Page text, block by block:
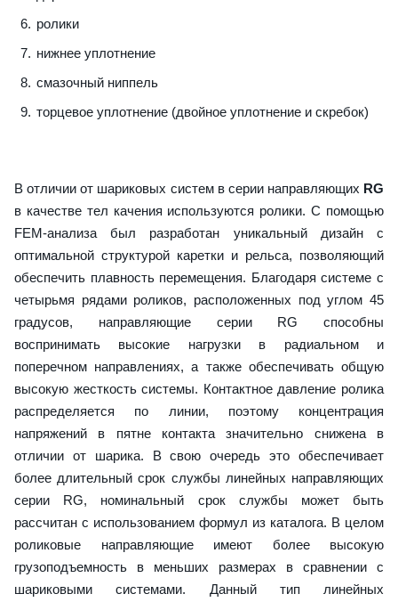
ролики
нижнее уплотнение
смазочный ниппель
торцевое уплотнение (двойное уплотнение и скребок)
В отличии от шариковых систем в серии направляющих RG
в качестве тел качения используются ролики. С помощью
FEM-анализа был разработан уникальный дизайн с
оптимальной структурой каретки и рельса, позволяющий
обеспечить плавность перемещения. Благодаря системе с
четырьмя рядами роликов, расположенных под углом 45
градусов, направляющие серии RG способны
воспринимать высокие нагрузки в радиальном и
поперечном направлениях, а также обеспечивать общую
высокую жесткость системы. Контактное давление ролика
распределяется по линии, поэтому концентрация
напряжений в пятне контакта значительно снижена в
отличии от шарика. В свою очередь это обеспечивает
более длительный срок службы линейных направляющих
серии RG, номинальный срок службы может быть
рассчитан с использованием формул из каталога. В целом
роликовые направляющие имеют более высокую
грузоподъемность в меньших размерах в сравнении с
шариковыми системами. Данный тип линейных